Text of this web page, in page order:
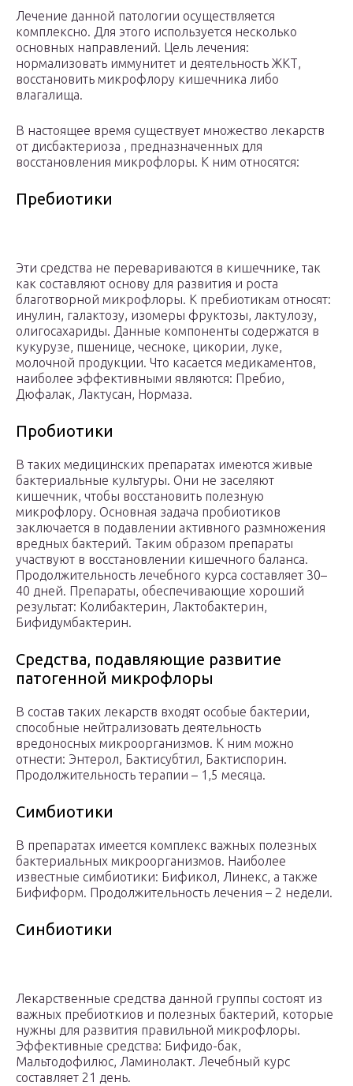
Лечение данной патологии осуществляется
комплексно. Для этого используется несколько
основных направлений. Цель лечения:
нормализовать иммунитет и деятельность ЖКТ,
восстановить микрофлору кишечника либо
влагалища.
В настоящее время существует множество лекарств
от дисбактериоза , предназначенных для
восстановления микрофлоры. К ним относятся:
Пребиотики
Эти средства не перевариваются в кишечнике, так
как составляют основу для развития и роста
благотворной микрофлоры. К пребиотикам относят:
инулин, галактозу, изомеры фруктозы, лактулозу,
олигосахариды. Данные компоненты содержатся в
кукурузе, пшенице, чесноке, цикории, луке,
молочной продукции. Что касается медикаментов,
наиболее эффективными являются: Пребио,
Дюфалак, Лактусан, Нормаза.
Пробиотики
В таких медицинских препаратах имеются живые
бактериальные культуры. Они не заселяют
кишечник, чтобы восстановить полезную
микрофлору. Основная задача пробиотиков
заключается в подавлении активного размножения
вредных бактерий. Таким образом препараты
участвуют в восстановлении кишечного баланса.
Продолжительность лечебного курса составляет 30–
40 дней. Препараты, обеспечивающие хороший
результат: Колибактерин, Лактобактерин,
Бифидумбактерин.
Средства, подавляющие развитие
патогенной микрофлоры
В состав таких лекарств входят особые бактерии,
способные нейтрализовать деятельность
вредоносных микроорганизмов. К ним можно
отнести: Энтерол, Бактисубтил, Бактиспорин.
Продолжительность терапии – 1,5 месяца.
Симбиотики
В препаратах имеется комплекс важных полезных
бактериальных микроорганизмов. Наиболее
известные симбиотики: Бификол, Линекс, а также
Бифиформ. Продолжительность лечения – 2 недели.
Синбиотики
Лекарственные средства данной группы состоят из
важных пребиоткиов и полезных бактерий, которые
нужны для развития правильной микрофлоры.
Эффективные средства: Бифидо-бак,
Мальтодофилюс, Ламинолакт. Лечебный курс
составляет 21 день.